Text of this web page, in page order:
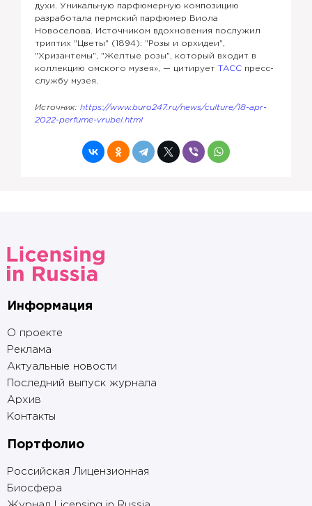
духи. Уникальную парфюмерную композицию
разработала пермский парфюмер Виола
Новоселова. Источником вдохновения послужил
триптих "Цветы" (1894): "Розы и орхидеи",
"Хризантемы", "Желтые розы", который входит в
коллекцию омского музея», — цитирует ТАСС пресс-
службу музея.
Источник: https://www.buro247.ru/news/culture/18-apr-
2022-perfume-vrubel.html
Информация
О проекте
Реклама
Актуальные новости
Последний выпуск журнала
Архив
Контакты
Портфолио
Российская Лицензионная
Биосфера